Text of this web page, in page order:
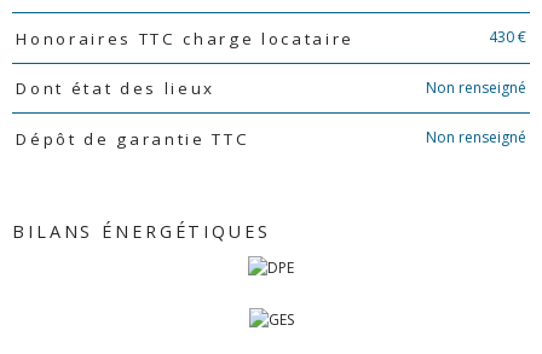
Honoraires TTC charge locataire 430 €
Dont état des lieux Non renseigné
Dépôt de garantie TTC Non renseigné
BILANS ÉNERGÉTIQUES